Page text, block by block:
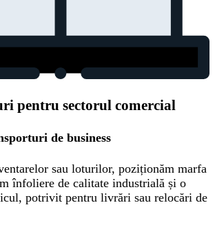
pentru sectorul comercial
de business
sau loturilor, poziționăm marfa
înfoliere de calitate industrială și o
potrivit pentru livrări sau relocări de